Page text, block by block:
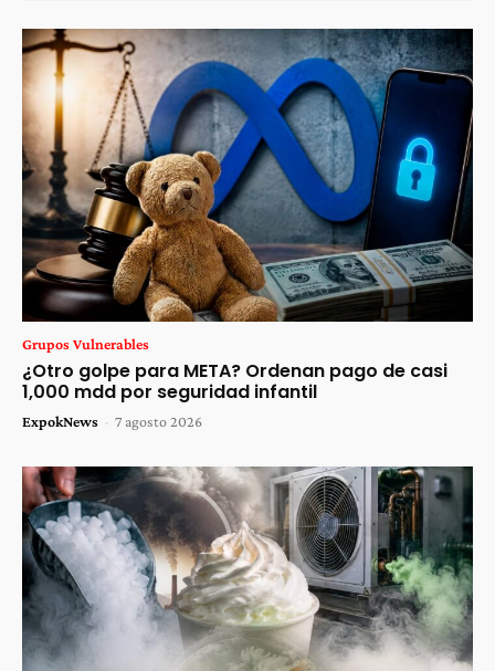
Grupos Vulnerables
¿Otro golpe para META? Ordenan pago de casi
1,000 mdd por seguridad infantil
ExpokNews - 7 agosto 2026